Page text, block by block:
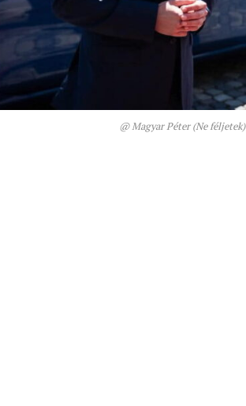
@ Magyar Péter (Ne féljetek)